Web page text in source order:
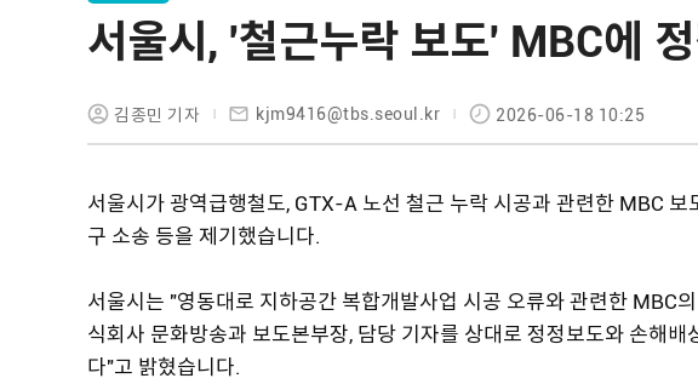
서울시, '철근누락 보도' MBC에
김종민 기자 kjm9416@tbs.seoul.kr 2026-06-18 10:25
서울시가 광역급행철도, GTX-A 노선 철근 누락 시공과 관련한 MBC 보
구 소송 등을 제기했습니다.
서울시는 "영동대로 지하공간 복합개발사업 시공 오류와 관련한 MBC
식회사 문화방송과 보도본부장, 담당 기자를 상대로 정정보도와 손해
다"고 밝혔습니다.